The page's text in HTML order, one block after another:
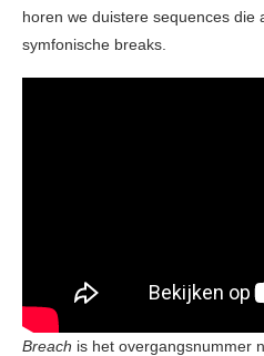
horen we duistere sequences die
symfonische breaks.
Breach is het overgangsnummer